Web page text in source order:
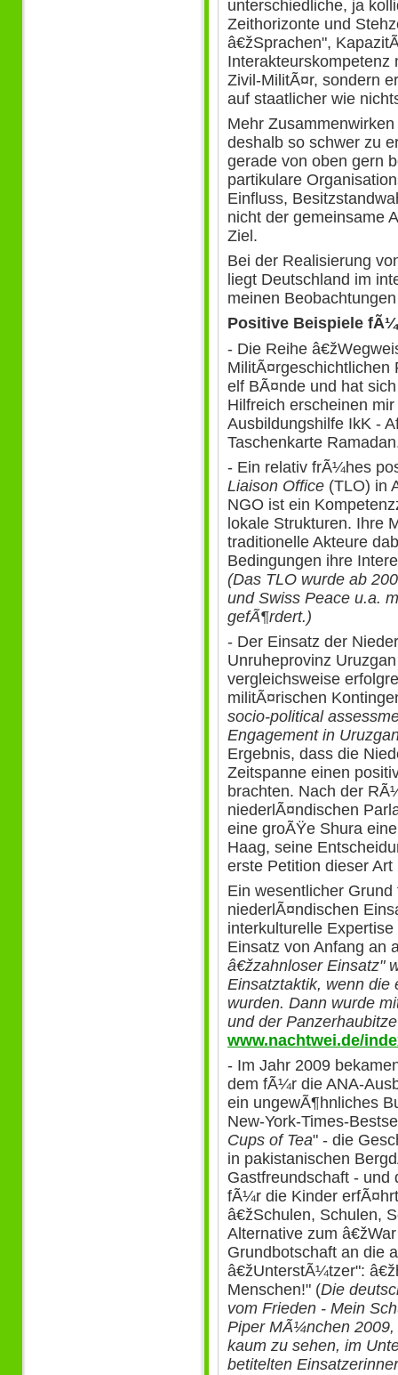
unterschiedliche, ja
Zeithorizonte und
â€žSprachen",
Interakteurskompetenz
Zivil-MilitÃ¤r, sondern
auf staatlicher wie
Mehr
deshalb so schwer zu
gerade von oben gern
partikulare
Einfluss,
nicht der gemeinsame
Ziel.
Bei der Realisierung
liegt Deutschland im
meinen
Positive Beispiele
- Die Reihe
MilitÃ¤rgeschichtlichen
elf BÃ¤nde und hat
Hilfreich erscheinen
Ausbildungshilfe IkK -
Taschenkarte
- Ein relativ frÃ¼hes
Liaison Office (TLO) in
NGO ist ein
lokale Strukturen. Ihre
traditionelle Akteure
Bedingungen ihre
(Das TLO wurde ab
und Swiss Peace u.a.
gefÃ¶rdert.)
- Der Einsatz der
Unruheprovinz
vergleichsweise
militÃ¤rischen
socio-political
Engagement in
Ergebnis, dass die
Zeitspanne einen
brachten. Nach der
niederlÃ¤ndischen
eine groÃŸe Shura
Haag, seine
erste Petition dieser Art
Ein wesentlicher
niederlÃ¤ndischen
interkulturelle
Einsatz von Anfang an
â€žzahnloser Einsatz"
Einsatztaktik, wenn die
wurden. Dann wurde
und der
www.nachtwei.de/
- Im Jahr 2009
dem fÃ¼r die ANA-
ein ungewÃ¶hnliches
New-York-Times-
Cups of Tea" - die
in pakistanischen
Gastfreundschaft - und
fÃ¼r die Kinder
â€žSchulen, Schulen,
Alternative zum
Grundbotschaft an die
â€žUnterstÃ¼tzer":
Menschen!" (Die
vom Frieden - Mein
Piper MÃ¼nchen
kaum zu sehen, im
betitelten